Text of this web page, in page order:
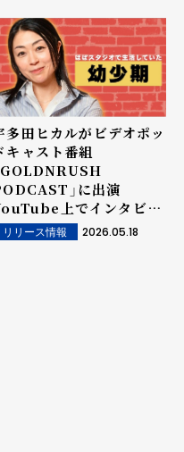
多田ヒカルがビデオポッ
キャスト番組
GOLDNRUSH
」に出演
上でインタビュ
動画が公開に
リリース情報 2026.05.18